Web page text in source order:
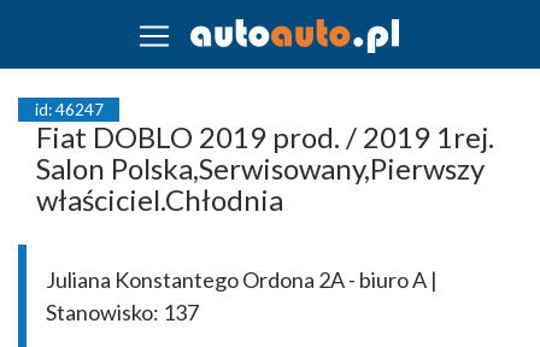
id: 46247
Fiat DOBLO 2019 prod. / 2019 1rej.
Salon Polska,Serwisowany,Pierwszy
właściciel.Chłodnia
Juliana Konstantego Ordona 2A - biuro A |
Stanowisko: 137